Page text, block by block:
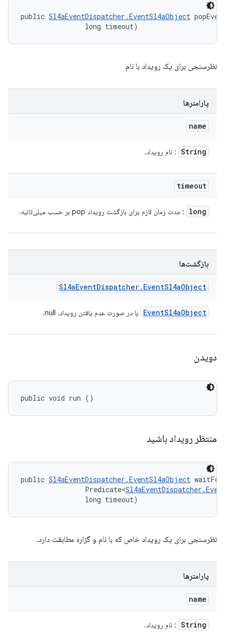
public Sl4aEventDispatcher.EventSl4aObject
                long timeout)
نظرسنجی برای یک رویداد با نام
پارامترها
name
String : نام رویداد.
timeout
long : مدت زمان لازم برای بازگشت رویداد pop بر حسب میلی‌ثانیه.
بازگشت‌ها
Sl4aEventDispatcher. EventSl4aObject
EventSl4aObject یا در صورت عدم یافتن رویداد، null.
دویدن
public void run ()
منتظر رویداد باشید
public Sl4aEventDispatcher.EventSl4aObject
                Predicate<
                long timeout)
نظرسنجی برای یک رویداد خاص که با نام و گزاره مطابقت دارد.
پارامترها
name
String : نام رویداد.